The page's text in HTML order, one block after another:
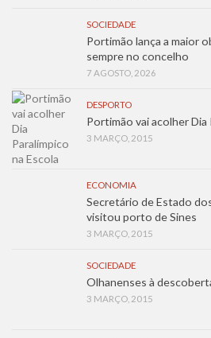
SOCIEDADE
Portimão lança a maior
sempre no concelho
7 AGOSTO, 2026
DESPORTO
Portimão vai acolher Dia
3 MARÇO, 2015
ECONOMIA
Secretário de Estado
visitou porto de Sines
3 MARÇO, 2015
SOCIEDADE
Olhanenses à
3 MARÇO, 2015